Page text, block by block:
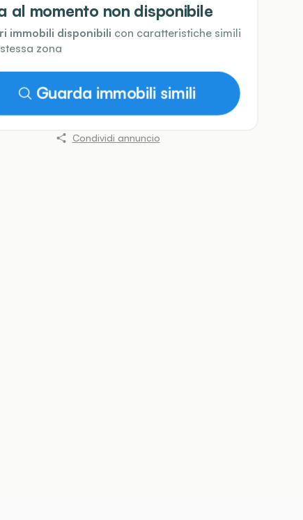
al momento non disponibile
immobili disponibili con caratteristiche simili
zona
Guarda immobili simili
Condividi annuncio